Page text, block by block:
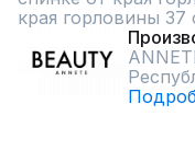
края горловины 37